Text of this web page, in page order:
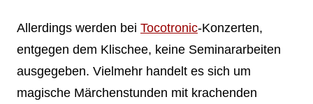
Allerdings werden bei Tocotronic-Konzerten,
entgegen dem Klischee, keine Seminararbeiten
ausgegeben. Vielmehr handelt es sich um
magische Märchenstunden mit krachenden